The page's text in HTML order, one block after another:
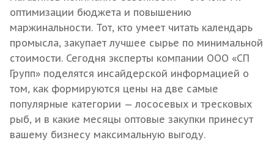
оптимизации бюджета и повышению
маржинальности. Тот, кто умеет читать календарь
промысла, закупает лучшее сырье по минимальной
стоимости. Сегодня эксперты компании ООО «СП
Групп» поделятся инсайдерской информацией о
том, как формируются цены на две самые
популярные категории — лососевых и тресковых
рыб, и в какие месяцы оптовые закупки принесут
вашему бизнесу максимальную выгоду.